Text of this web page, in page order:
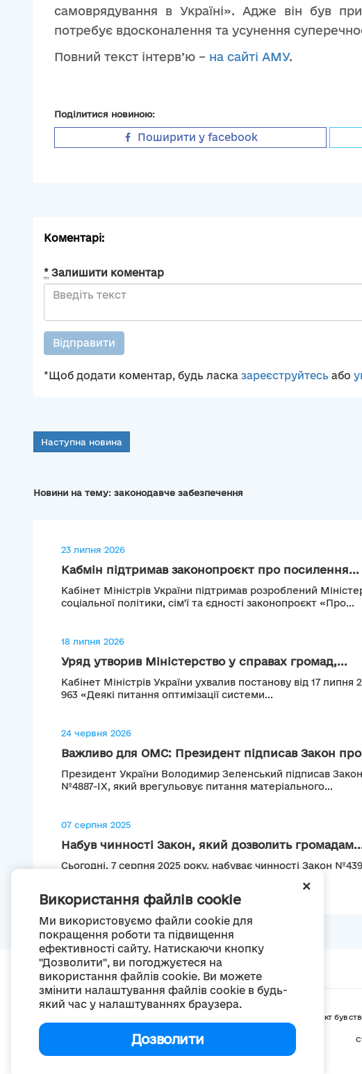
+
Використання файлів cookie
Ми використовуємо файли cookie для
покращення роботи та підвищення
ефективності сайту. Натискаючи кнопку
"Дозволити", ви погоджуєтеся на
використання файлів cookie. Ви можете
змінити налаштування файлів cookie в будь-
який час у налаштуваннях браузера.
Дозволити
самоврядування в Україні». Адже він був
потребує вдосконалення та усунення
Повний текст інтерв’ю – на сайті АМУ.
Поділитися новиною:
Поширити у facebook
Коментарі:
* Залишити коментар
Відправити
*Щоб додати коментар, будь ласка зареєструйтесь або
Наступна новина
Новини на тему: законодавче забезпечення
23 липня 2026
Кабмін підтримав законопроєкт про посилення...
Кабінет Міністрів України підтримав розроблений
соціальної політики, сім'ї та єдності законопроєкт «Про...
18 липня 2026
Уряд утворив Міністерство у справах громад,...
Кабінет Міністрів України ухвалив постанову від 17
963 «Деякі питання оптимізації системи...
24 червня 2026
Важливо для ОМС: Президент підписав Закон
Президент України Володимир Зеленський підписав
№4887-IX, який врегульовує питання матеріального...
07 серпня 2025
Набув чинності Закон, який дозволить
Сьогодні, 7 серпня 2025 року, набуває чинності Закон
Проект був